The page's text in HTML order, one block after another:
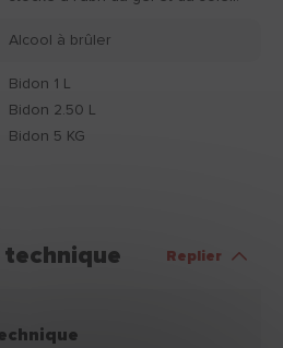
Alcool à brûler
Bidon 1 L
Bidon 2.50 L
Bidon 5 KG
Replier